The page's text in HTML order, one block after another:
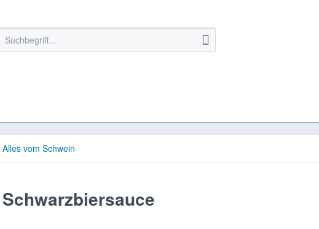
Alles vom Schwein